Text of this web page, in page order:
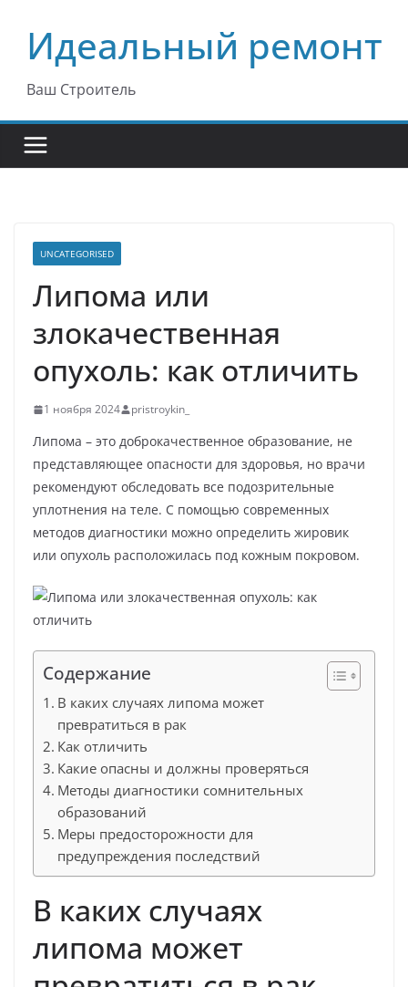
содержимому
Идеальный ремонт
Ваш Строитель
UNCATEGORISED
Липома или
злокачественная
опухоль: как отличить
1 ноября 2024 pristroykin_
Липома – это доброкачественное образование, не
представляющее опасности для здоровья, но врачи
рекомендуют обследовать все подозрительные
уплотнения на теле. С помощью современных
методов диагностики можно определить жировик
или опухоль расположилась под кожным покровом.
Содержание
В каких случаях липома может
превратиться в рак
Как отличить
Какие опасны и должны проверяться
Методы диагностики сомнительных
образований
Меры предосторожности для
предупреждения последствий
В каких случаях
липома может